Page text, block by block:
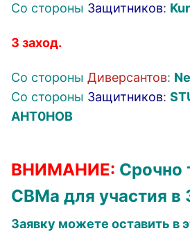
Со стороны Защитников:
3 заход.
Со стороны Диверсантов:
Со стороны Защитников:
AHT0HOB
ВНИМАНИЕ: Срочно
СВМа для участия в
Заявку можете оставить в